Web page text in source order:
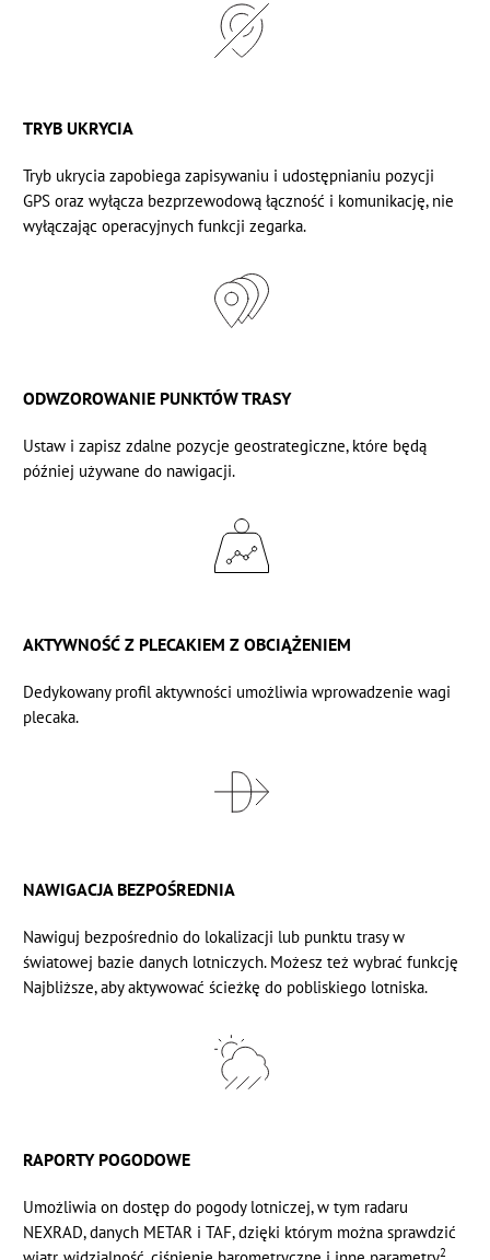
TRYB UKRYCIA
Tryb ukrycia zapobiega zapisywaniu i udostępnianiu pozycji
GPS oraz wyłącza bezprzewodową łączność i komunikację, nie
wyłączając operacyjnych funkcji zegarka.
ODWZOROWANIE PUNKTÓW TRASY
Ustaw i zapisz zdalne pozycje geostrategiczne, które będą
później używane do nawigacji.
AKTYWNOŚĆ Z PLECAKIEM Z OBCIĄŻENIEM
Dedykowany profil aktywności umożliwia wprowadzenie wagi
plecaka.
NAWIGACJA BEZPOŚREDNIA
Nawiguj bezpośrednio do lokalizacji lub punktu trasy w
światowej bazie danych lotniczych. Możesz też wybrać funkcję
Najbliższe, aby aktywować ścieżkę do pobliskiego lotniska.
RAPORTY POGODOWE
Umożliwia on dostęp do pogody lotniczej, w tym radaru
NEXRAD, danych METAR i TAF, dzięki którym można sprawdzić
2